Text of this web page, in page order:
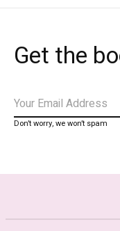
Get the
Don’t worry, we won’t spam